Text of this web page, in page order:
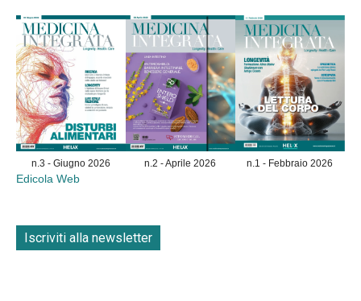
n.3 - Giugno 2026 n.2 - Aprile 2026 n.1 - Febbraio 2026
Edicola Web
Iscriviti alla newsletter